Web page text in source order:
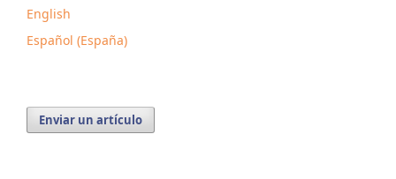
English
Español (España)
Enviar un artículo